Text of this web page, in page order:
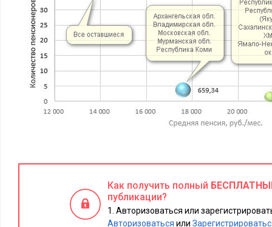
соответствует размеру фонда пенсионных выплат
Дотошный читатель может обратить внимание, что общая
Как получить полный
публикации?
Авторизоваться или
Авторизоваться или